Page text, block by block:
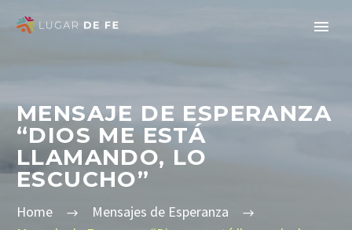
MENSAJE DE ESPERANZA
“DIOS ME ESTÁ
LLAMANDO, LO
ESCUCHO”
Home
Mensajes de Esperanza